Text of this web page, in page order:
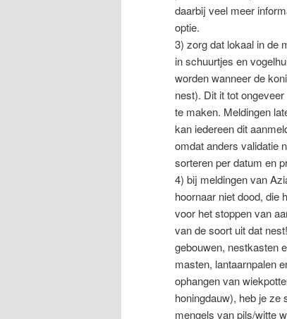
daarbij veel meer
optie.
3) zorg dat lokaal in de
in schuurtjes en
worden wanneer de
nest). Dit it tot
te maken. Meldingen
kan iedereen dit
omdat anders validatie
sorteren per datum en
4) bij meldingen van
hoornaar niet dood, die
voor het stoppen van
van de soort uit dat
gebouwen, nestkasten
masten, lantaarnpalen
ophangen van
honingdauw), heb je ze
mengels van pils/witte